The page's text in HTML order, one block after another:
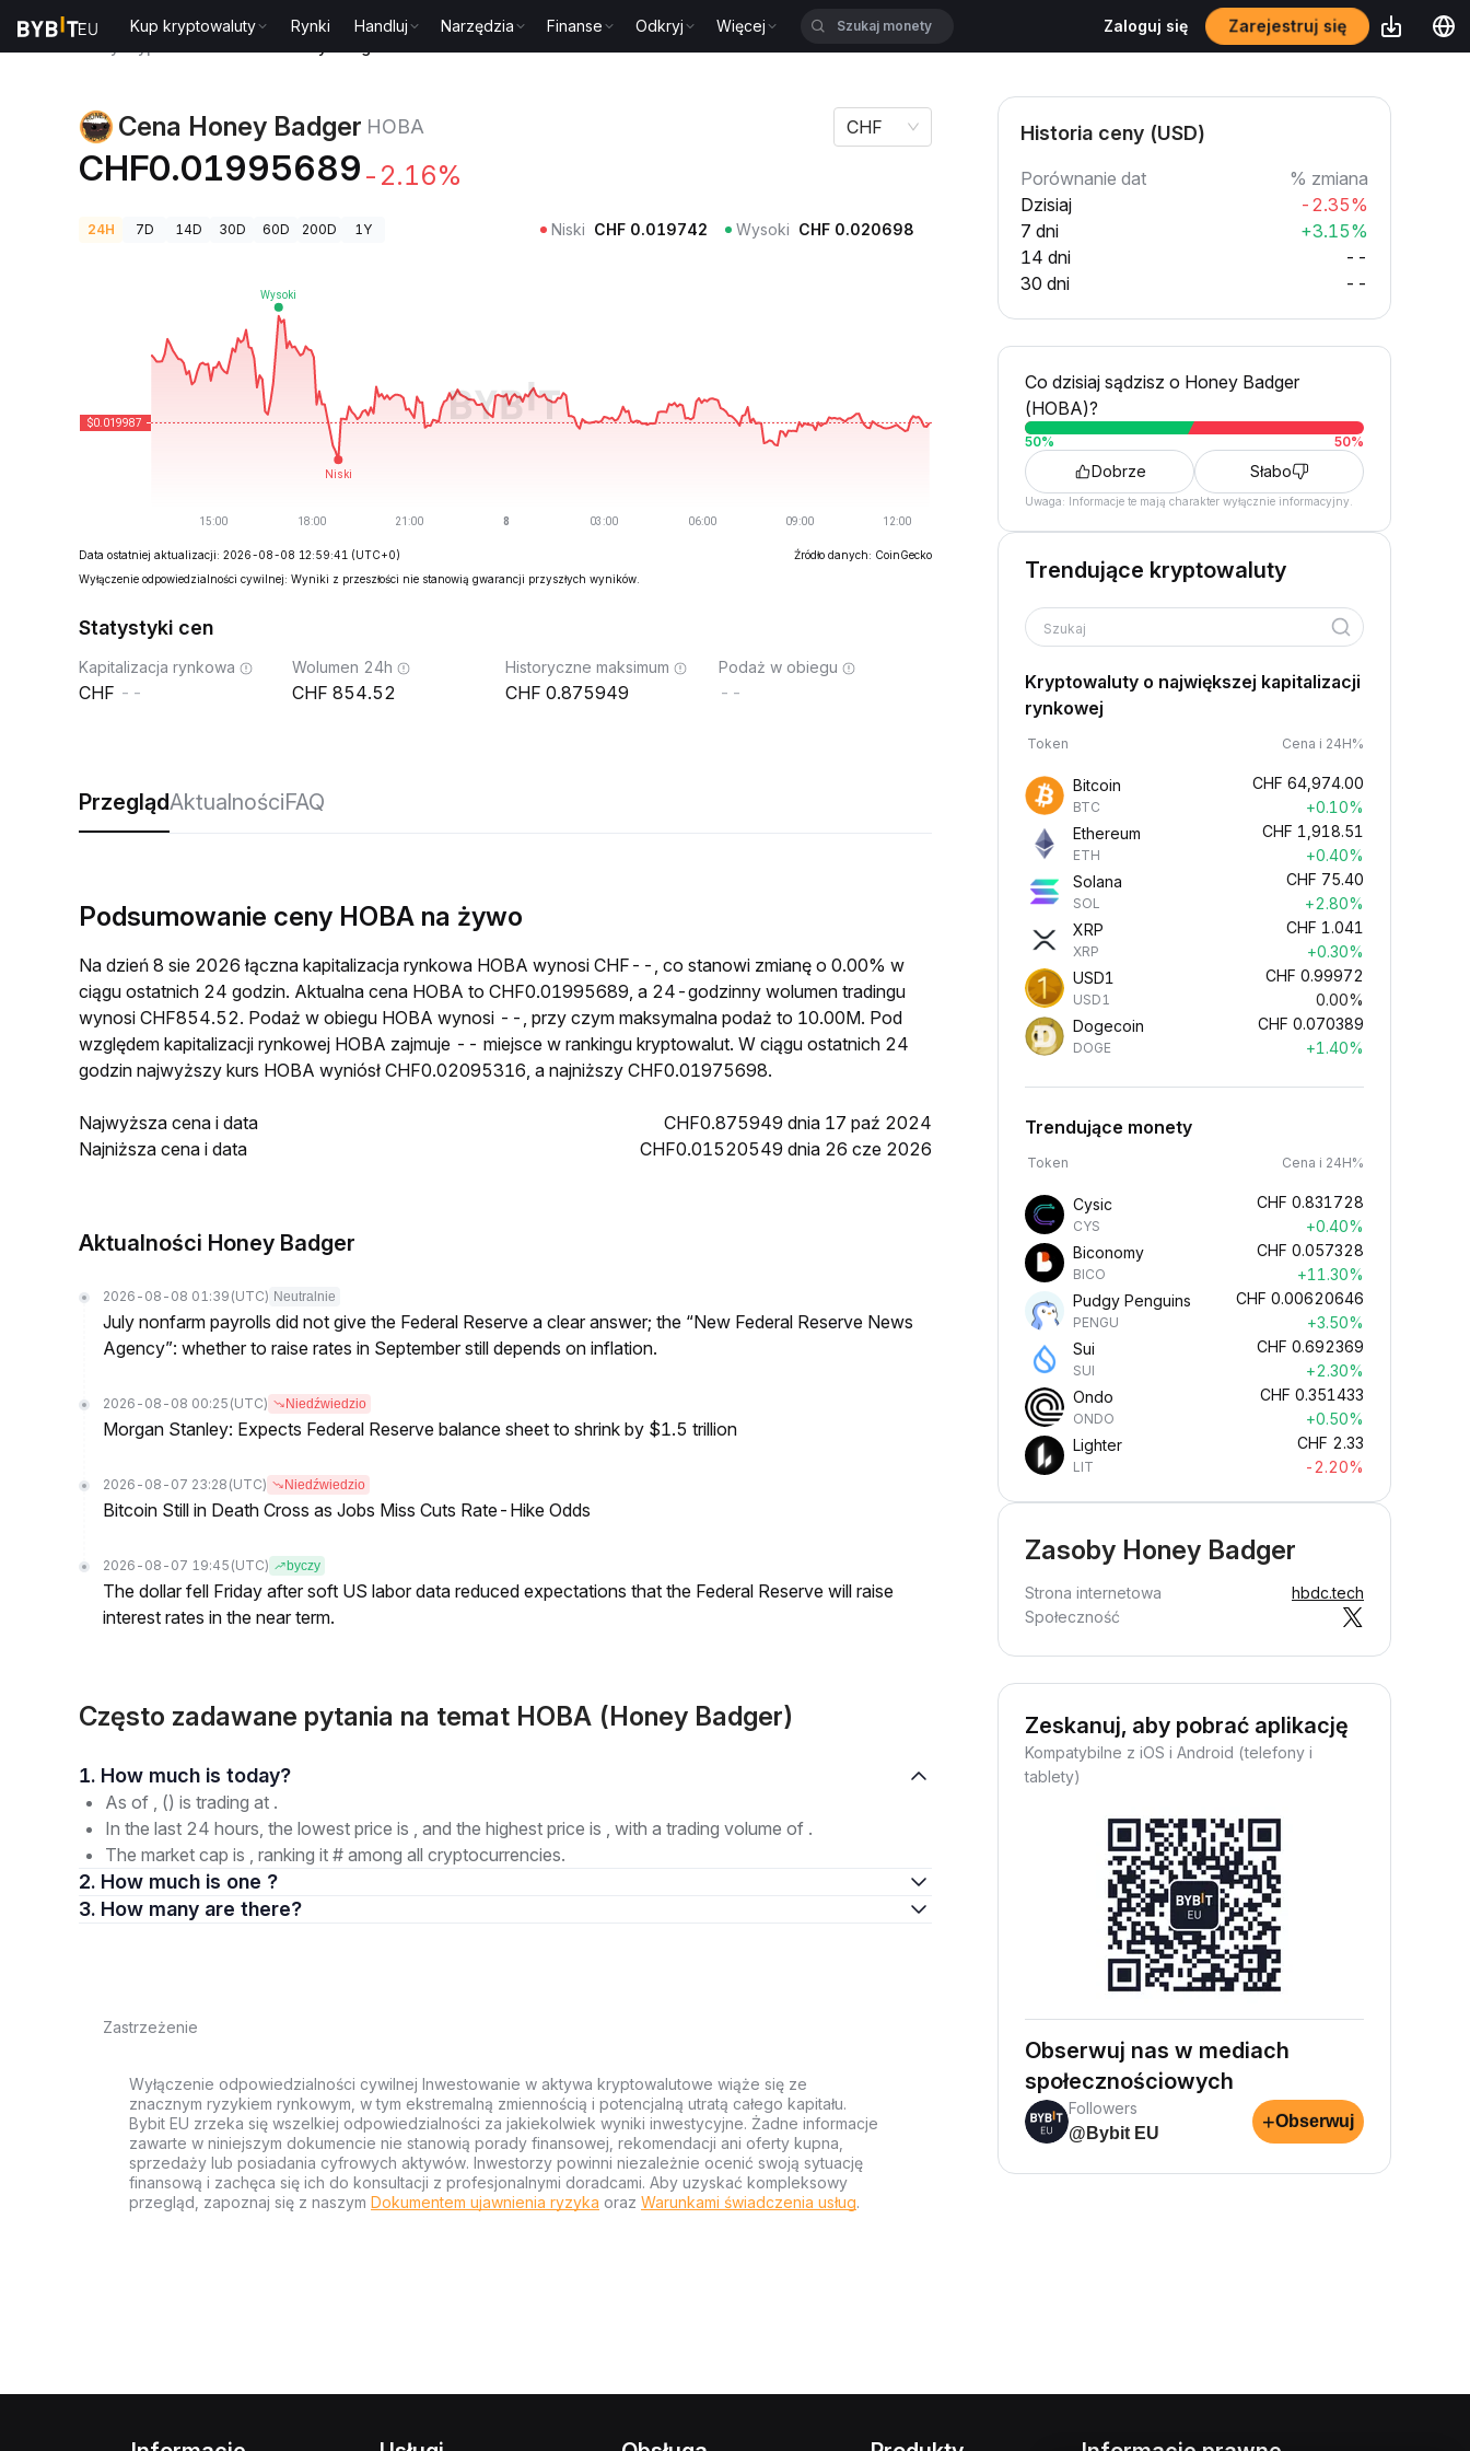
Kup kryptowaluty Rynki Handluj Narzędzia Finanse Odkryj Więcej Zaloguj się Zarejestruj się
Cena Honey Badger HOBA
CHF0.01995689 -2.16%
CHF
24H 7D 14D 30D 60D 200D 1Y Niski CHF 0.019742 Wysoki CHF 0.020698
Data ostatniej aktualizacji: 2026-08-08 12:59:41 (UTC+0)
Źródło danych: CoinGecko
Wyłączenie odpowiedzialności cywilnej: Wyniki z przeszłości nie stanowią gwarancji przyszłych wyników.
Statystyki cen
Kapitalizacja rynkowa
--
Wolumen 24h
854.52
Historyczne maksimum
0.875949
Podaż w obiegu
--
PrzeglądAktualnościFAQ
Podsumowanie ceny HOBA na żywo
Na dzień 8 sie 2026 łączna kapitalizacja rynkowa HOBA wynosi CHF--, co stanowi zmianę o 0.00% w
ciągu ostatnich 24 godzin. Aktualna cena HOBA to CHF0.01995689, a 24-godzinny wolumen tradingu
wynosi CHF854.52. Podaż w obiegu HOBA wynosi --, przy czym maksymalna podaż to 10.00M. Pod
względem kapitalizacji rynkowej HOBA zajmuje -- miejsce w rankingu kryptowalut. W ciągu ostatnich 24
godzin najwyższy kurs HOBA wyniósł CHF0.02095316, a najniższy CHF0.01975698.
Najwyższa cena i data
CHF0.875949 dnia 17 paź 2024
Najniższa cena i data
CHF0.01520549 dnia 26 cze 2026
Aktualności Honey Badger
2026-08-08 01:39 (UTC) Neutralnie
July nonfarm payrolls did not give the Federal Reserve a clear answer; the “New Federal Reserve News
Agency”: whether to raise rates in September still depends on inflation.
2026-08-08 00:25 (UTC) Niedźwiedzio
Morgan Stanley: Expects Federal Reserve balance sheet to shrink by $1.5 trillion
2026-08-07 23:28 (UTC) Niedźwiedzio
Bitcoin Still in Death Cross as Jobs Miss Cuts Rate-Hike Odds
2026-08-07 19:45 (UTC) byczy
The dollar fell Friday after soft US labor data reduced expectations that the Federal Reserve will raise
interest rates in the near term.
Często zadawane pytania na temat HOBA (Honey Badger)
1. How much is today?
As of , () is trading at .
In the last 24 hours, the lowest price is , and the highest price is , with a trading volume of .
The market cap is , ranking it # among all cryptocurrencies.
2. How much is one ?
3. How many are there?
Zastrzeżenie
Wyłączenie odpowiedzialności cywilnej Inwestowanie w aktywa kryptowalutowe wiąże się ze
znacznym ryzykiem rynkowym, w tym ekstremalną zmiennością i potencjalną utratą całego kapitału.
Bybit EU zrzeka się wszelkiej odpowiedzialności za jakiekolwiek wyniki inwestycyjne. Żadne informacje
zawarte w niniejszym dokumencie nie stanowią porady finansowej, rekomendacji ani oferty kupna,
sprzedaży lub posiadania cyfrowych aktywów. Inwestorzy powinni niezależnie ocenić swoją sytuację
finansową i zachęca się ich do konsultacji z profesjonalnymi doradcami. Aby uzyskać kompleksowy
przegląd, zapoznaj się z naszym Dokumentem ujawnienia ryzyka oraz Warunkami świadczenia usług.
Historia ceny (USD)
Porównanie dat
% zmiana
Dzisiaj
-2.35%
7 dni
+3.15%
14 dni
--
30 dni
--
Co dzisiaj sądzisz o Honey Badger
(HOBA)?
50% 50%
Dobrze Słabo
Uwaga: Informacje te mają charakter wyłącznie informacyjny.
Trendujące kryptowaluty
Szukaj
Kryptowaluty o największej kapitalizacji
rynkowej
Token Cena i 24H%
Bitcoin
BTC
CHF 64,974.00
+0.10%
Ethereum
ETH
CHF 1,918.51
+0.40%
Solana
SOL
CHF 75.40
+2.80%
XRP
XRP
CHF 1.041
+0.30%
USD1
USD1
CHF 0.99972
0.00%
Dogecoin
DOGE
CHF 0.070389
+1.40%
Trendujące monety
Token Cena i 24H%
Cysic
CYS
CHF 0.831728
+0.40%
Biconomy
BICO
CHF 0.057328
+11.30%
Pudgy Penguins
PENGU
CHF 0.00620646
+3.50%
Sui
SUI
CHF 0.692369
+2.30%
Ondo
ONDO
CHF 0.351433
+0.50%
Lighter
LIT
CHF 2.33
-2.20%
Zasoby Honey Badger
Strona internetowa
hbdc.tech
Społeczność
Zeskanuj, aby pobrać aplikację
Kompatybilne z iOS i Android (telefony i
tablety)
Obserwuj nas w mediach
społecznościowych
Followers
@Bybit EU
+Obserwuj